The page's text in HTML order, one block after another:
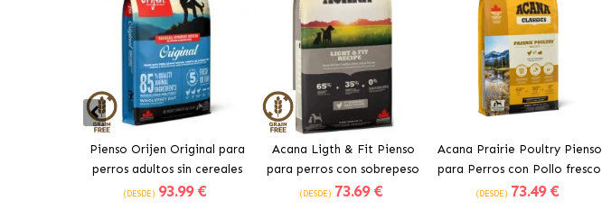
Pienso Orijen Original para
perros adultos sin cereales
de pollo
(DESDE) 93.99 €
Acana Ligth & Fit Pienso
para perros con sobrepeso
con pollo fresco
(DESDE) 73.69 €
Acana Prairie Poultry Pienso
para Perros con Pollo fresco
(DESDE) 73.49 €